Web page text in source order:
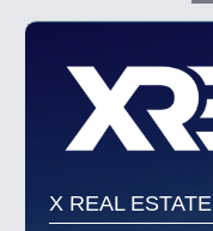
of
X REAL ESTATE